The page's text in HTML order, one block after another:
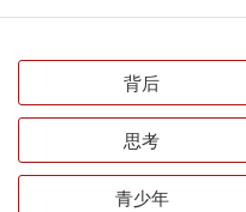
背后
思考
青少年